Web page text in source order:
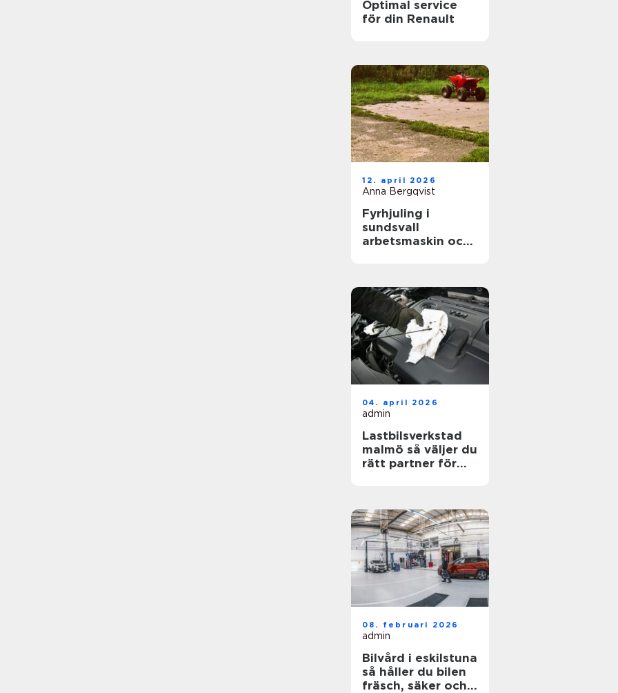
Optimal service
för din Renault
12. april 2026
Anna Bergqvist
Fyrhjuling i
sundsvall
arbetsmaskin och
04. april 2026
admin
Lastbilsverkstad
malmö så väljer du
rätt partner för
08. februari 2026
admin
Bilvård i eskilstuna
så håller du bilen
fräsch, säker och